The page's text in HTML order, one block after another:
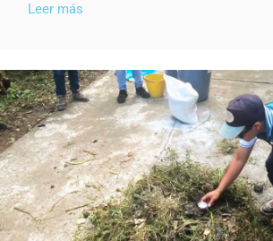
Leer más